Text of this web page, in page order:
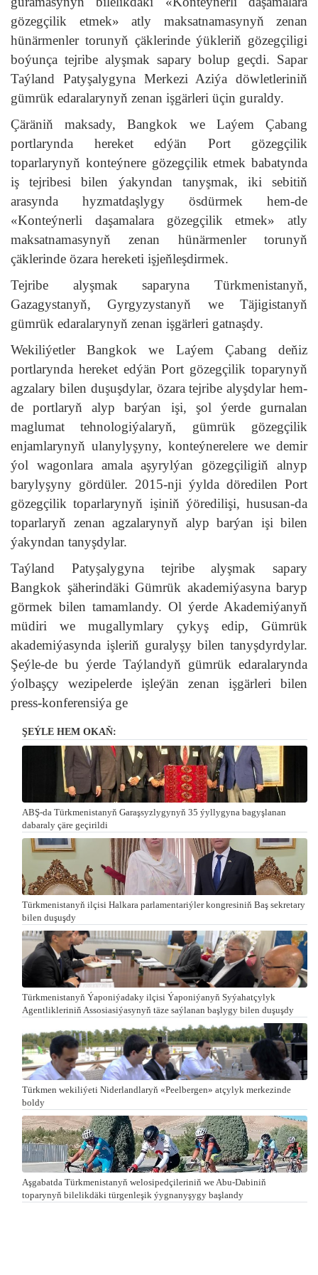
gözegçilik etmek» atly maksatnamasynyň zenan
hünärmenler torunyň çäklerinde ýükleriň gözegçiligi
boýunça tejribe alyşmak sapary bolup geçdi. Sapar
Taýland Patyşalygyna Merkezi Aziýa döwletleriniň
gümrük edaralarynyň zenan işgärleri üçin guraldy.
Çäräniň maksady, Bangkok we Laýem Çabang
portlarynda hereket edýän Port gözegçilik
toparlarynyň konteýnere gözegçilik etmek babatynda
iş tejribesi bilen ýakyndan tanyşmak, iki sebitiň
arasynda hyzmatdaşlygy ösdürmek hem-de
«Konteýnerli daşamalara gözegçilik etmek» atly
maksatnamasynyň zenan hünärmenler torunyň
çäklerinde özara hereketi işjeňleşdirmek.
Tejribe alyşmak saparyna Türkmenistanyň,
Gazagystanyň, Gyrgyzystanyň we Täjigistanyň
gümrük edaralarynyň zenan işgärleri gatnaşdy.
Wekiliýetler Bangkok we Laýem Çabang deňiz
portlarynda hereket edýän Port gözegçilik toparynyň
agzalary bilen duşuşdylar, özara tejribe alyşdylar hem-
de portlaryň alyp barýan işi, şol ýerde gurnalan
maglumat tehnologiýalaryň, gümrük gözegçilik
enjamlarynyň ulanylyşyny, konteýnerelere we demir
ýol wagonlara amala aşyrylýan gözegçiligiň alnyp
barylyşyny gördüler. 2015-nji ýylda döredilen Port
gözegçilik toparlarynyň işiniň ýöredilişi, hususan-da
toparlaryň zenan agzalarynyň alyp barýan işi bilen
ýakyndan tanyşdylar.
Taýland Patyşalygyna tejribe alyşmak sapary
Bangkok şäherindäki Gümrük akademiýasyna baryp
görmek bilen tamamlandy. Ol ýerde Akademiýanyň
müdiri we mugallymlary çykyş edip, Gümrük
akademiýasynda işleriň guralyşy bilen tanyşdyrdylar.
Şeýle-de bu ýerde Taýlandyň gümrük edaralarynda
ýolbaşçy wezipelerde işleýän zenan işgärleri bilen
press-konferensiýa ge
ŞEÝLE HEM OKAŇ:
ABŞ-da Türkmenistanyň Garaşsyzlygynyň 35 ýyllygyna bagyşlanan
dabaraly çäre geçirildi
Türkmenistanyň ilçisi Halkara parlamentariýler kongresiniň Baş sekretary
bilen duşuşdy
Türkmenistanyň Ýaponiýadaky ilçisi Ýaponiýanyň Syýahatçylyk
Agentlikleriniň Assosiasiýasynyň täze saýlanan başlygy bilen duşuşdy
Türkmen wekiliýeti Niderlandlaryň «Peelbergen» atçylyk merkezinde
boldy
Aşgabatda Türkmenistanyň welosipedçileriniň we Abu-Dabiniň
toparynyň bilelikdäki türgenleşik ýygnanyşygy başlandy